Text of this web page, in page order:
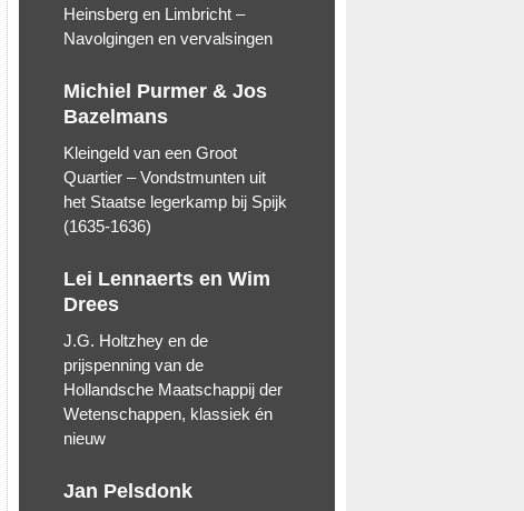
Heinsberg en Limbricht –
Navolgingen en vervalsingen
Michiel Purmer & Jos
Bazelmans
Kleingeld van een Groot
Quartier – Vondstmunten uit
het Staatse legerkamp bij Spijk
(1635-1636)
Lei Lennaerts en Wim
Drees
J.G. Holtzhey en de
prijspenning van de
Hollandsche Maatschappij der
Wetenschappen, klassiek én
nieuw
Jan Pelsdonk